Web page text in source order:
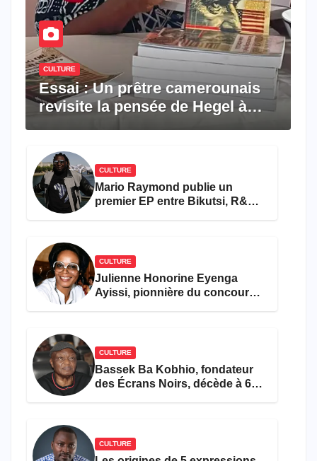
CULTURE
Essai : Un prêtre camerounais
revisite la pensée de Hegel à
CULTURE
Mario Raymond publie un
premier EP entre Bikutsi, R&B
CULTURE
Julienne Honorine Eyenga
Ayissi, pionnière du concours
CULTURE
Bassek Ba Kobhio, fondateur
des Écrans Noirs, décède à 69
CULTURE